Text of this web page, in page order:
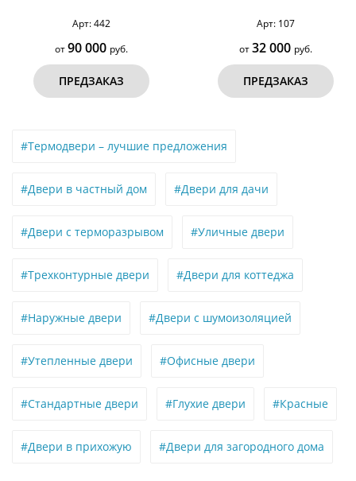
Арт: 107
от32 000 руб.
ПРЕДЗАКАЗ
Арт: 735
от95 000 руб.
ПРЕДЗАКАЗ
#Термодвери – лучшие предложения
#Двери в частный дом #Двери для дачи
#Двери с терморазрывом #Уличные двери
#Трехконтурные двери #Двери для коттеджа
#Наружные двери #Двери с шумоизоляцией
#Утепленные двери #Офисные двери
#Стандартные двери #Глухие двери #Красные
#Двери в прихожую #Двери для загородного дома